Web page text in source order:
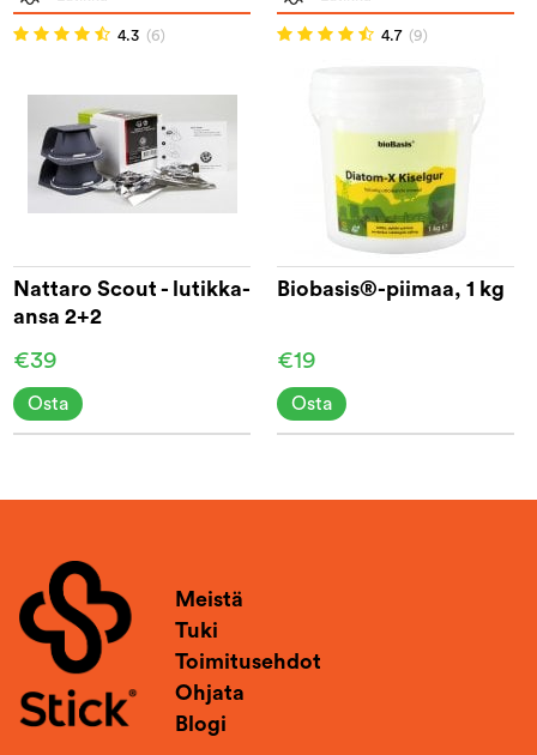
4.3 (6)
Nattaro Scout - lutikka-
ansa 2+2
€39
Osta
4.7 (9)
Biobasis®-piimaa, 1 kg
€19
Osta
Meistä
Tuki
Toimitusehdot
Ohjata
Blogi